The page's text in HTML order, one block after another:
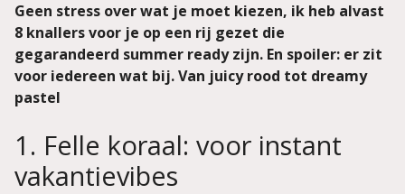
Geen stress over wat je moet kiezen, ik heb alvast
8 knallers voor je op een rij gezet die
gegarandeerd summer ready zijn. En spoiler: er zit
voor iedereen wat bij. Van juicy rood tot dreamy
pastel
1. Felle koraal: voor instant
vakantievibes